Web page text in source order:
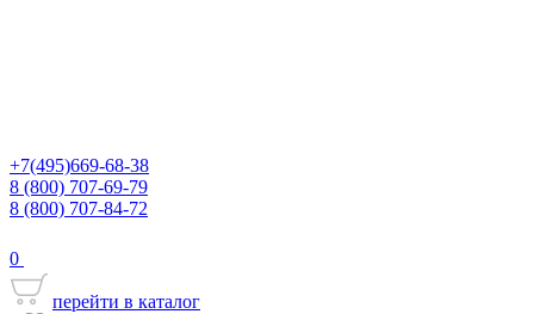
+7(495)669-68-38
8 (800) 707-69-79
8 (800) 707-84-72
0
перейти в каталог